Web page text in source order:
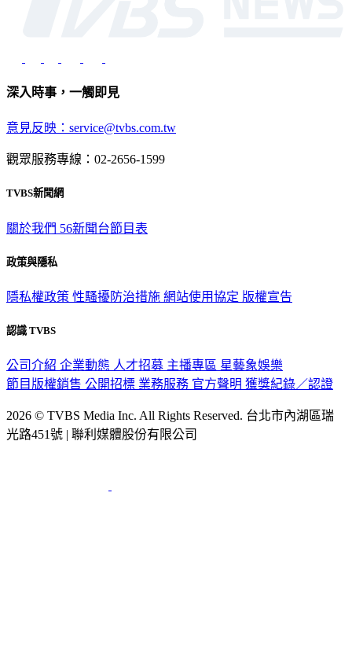
深入時事，一觸即見
意見反映：service@tvbs.com.tw
觀眾服務專線：02-2656-1599
TVBS新聞網
關於我們 56新聞台節目表
政策與隱私
隱私權政策 性騷擾防治措施 網站使用協定 版權宣告
認識 TVBS
公司介紹 企業動態 人才招募 主播專區 星藝象娛樂
節目版權銷售 公開招標 業務服務 官方聲明 獲獎紀錄／認證
2026 © TVBS Media Inc. All Rights Reserved. 台北市內湖區瑞
光路451號 | 聯利媒體股份有限公司